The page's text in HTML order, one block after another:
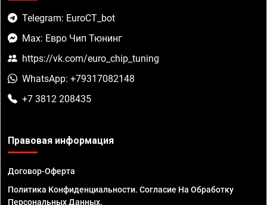
Telegram: EuroCT_bot
Max: Евро Чип Тюнинг
https://vk.com/euro_chip_tuning
WhatsApp: +79317082148
+7 3812 208435
Правовая информация
Договор-Оферта
Политика Конфиденциальности. Согласие На Обработку
Персональных Данных.